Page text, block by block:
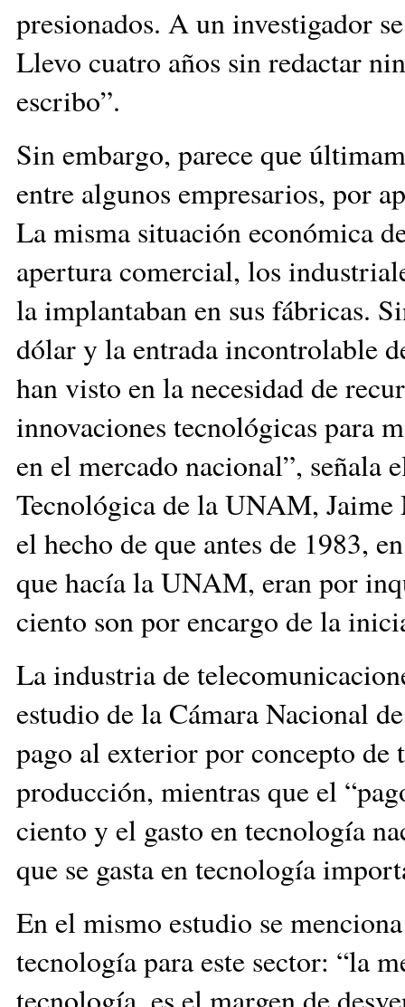
presionados. A un investigador
Llevo cuatro años sin redactar
escribo”.
Sin embargo, parece que
entre algunos empresarios, por
La misma situación económica
apertura comercial, los
la implantaban en sus fábricas.
dólar y la entrada incontrolable
han visto en la necesidad de
innovaciones tecnológicas para
en el mercado nacional”,
Tecnológica de la UNAM,
el hecho de que antes de 1983,
que hacía la UNAM, eran por
ciento son por encargo de la
La industria de
estudio de la Cámara Nacional
pago al exterior por concepto de
producción, mientras que el
ciento y el gasto en tecnología
que se gasta en tecnología
En el mismo estudio se
tecnología para este sector: “la
tecnología, es el margen de